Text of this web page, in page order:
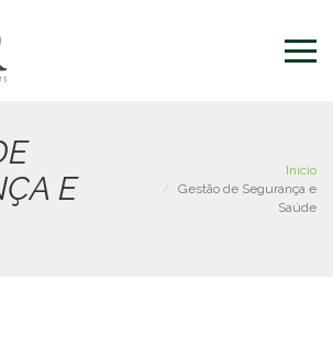
E
Início
Gestão de Segurança e
Saúde